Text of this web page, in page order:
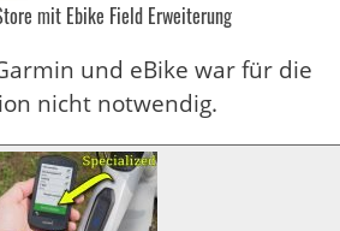
mit Ebike Field Erweiterung
und eBike war für die
nicht notwendig.